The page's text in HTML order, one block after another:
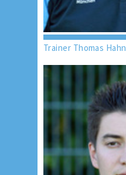
Trainer Thomas Hahn